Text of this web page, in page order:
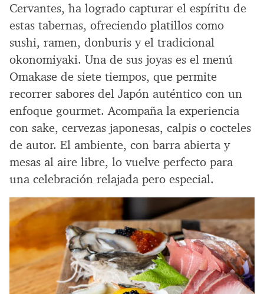
Cervantes, ha logrado capturar el espíritu de
estas tabernas, ofreciendo platillos como
sushi, ramen, donburis y el tradicional
okonomiyaki. Una de sus joyas es el menú
Omakase de siete tiempos, que permite
recorrer sabores del Japón auténtico con un
enfoque gourmet. Acompaña la experiencia
con sake, cervezas japonesas, calpis o cocteles
de autor. El ambiente, con barra abierta y
mesas al aire libre, lo vuelve perfecto para
una celebración relajada pero especial.